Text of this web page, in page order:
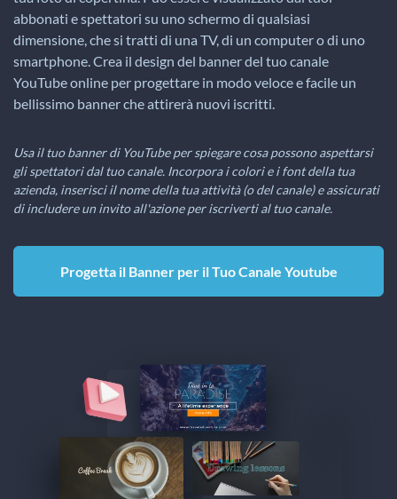
abbonati e spettatori su uno schermo di qualsiasi
dimensione, che si tratti di una TV, di un computer o di uno
smartphone. Crea il design del banner del tuo canale
YouTube online per progettare in modo veloce e facile un
bellissimo banner che attirerà nuovi iscritti.
Usa il tuo banner di YouTube per spiegare cosa possono aspettarsi
gli spettatori dal tuo canale. Incorpora i colori e i font della tua
azienda, inserisci il nome della tua attività (o del canale) e assicurati
di includere un invito all'azione per iscriverti al tuo canale.
Progetta il Banner per il Tuo Canale Youtube